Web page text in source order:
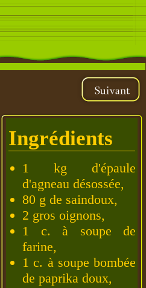
Ingrédients
1 kg d'épaule
d'agneau désossée,
80 g de saindoux,
2 gros oignons,
1 c. à soupe de
farine,
1 c. à soupe bombée
de paprika doux,